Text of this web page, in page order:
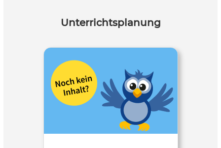
Unterrichtsplanung